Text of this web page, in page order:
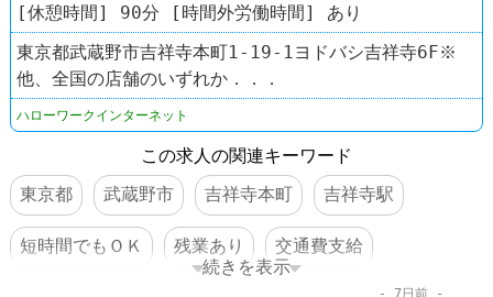
[休憩時間] 90分 [時間外労働時間] あり
東京都武蔵野市吉祥寺本町1-19-1ヨドバシ吉祥寺6F※
他、全国の店舗のいずれか．．．
ハローワークインターネット
この求人の関連キーワード
東京都
武蔵野市 吉祥寺本町 吉祥寺駅
短時間でもＯＫ 残業あり 交通費支給
続きを表示
7日前